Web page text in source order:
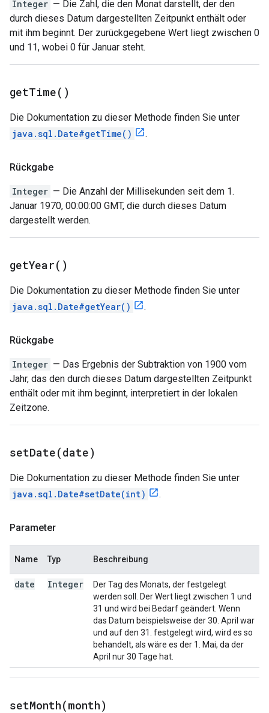
Integer — Die Zahl, die den Monat darstellt, der den
durch dieses Datum dargestellten Zeitpunkt enthält oder
mit ihm beginnt. Der zurückgegebene Wert liegt zwischen 0
und 11, wobei 0 für Januar steht.
getTime( )
Die Dokumentation zu dieser Methode finden Sie unter
java.sql.Date#getTime()
.
Rückgabe
Integer — Die Anzahl der Millisekunden seit dem 1.
Januar 1970, 00:00:00 GMT, die durch dieses Datum
dargestellt werden.
getYear( )
Die Dokumentation zu dieser Methode finden Sie unter
java.sql.Date#getYear()
.
Rückgabe
Integer — Das Ergebnis der Subtraktion von 1900 vom
Jahr, das den durch dieses Datum dargestellten Zeitpunkt
enthält oder mit ihm beginnt, interpretiert in der lokalen
Zeitzone.
setDate(date)
Die Dokumentation zu dieser Methode finden Sie unter
java.sql.Date#setDate(int)
.
Parameter
Name Typ Beschreibung
date Integer
Der Tag des Monats, der festgelegt
werden soll. Der Wert liegt zwischen 1 und
31 und wird bei Bedarf geändert. Wenn
das Datum beispielsweise der 30. April war
und auf den 31. festgelegt wird, wird es so
behandelt, als wäre es der 1. Mai, da der
April nur 30 Tage hat.
setMonth(month)